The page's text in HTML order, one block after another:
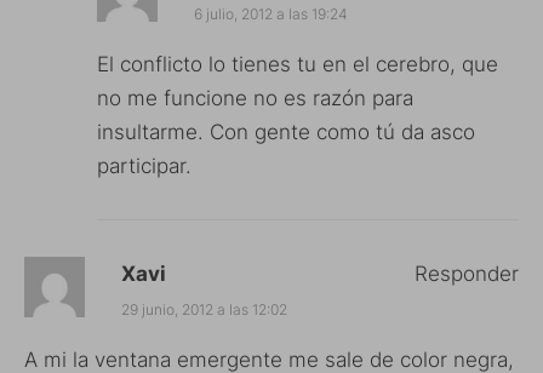
6 julio, 2012 a las 19:24
El conflicto lo tienes tu en el cerebro, que
no me funcione no es razón para
insultarme. Con gente como tú da asco
participar.
Xavi
29 junio, 2012 a las 12:02
A mi la ventana emergente me sale de color negra,
Responder